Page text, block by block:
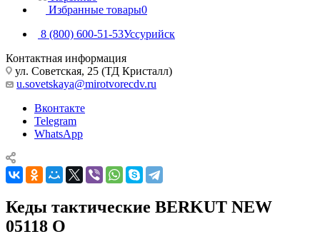
Избранные товары0
8 (800) 600-51-53Уссурийск
Контактная информация
ул. Советская, 25 (ТД Кристалл)
u.sovetskaya@mirotvorecdv.ru
Вконтакте
Telegram
WhatsApp
Кеды тактические BERKUT NEW
05118 О